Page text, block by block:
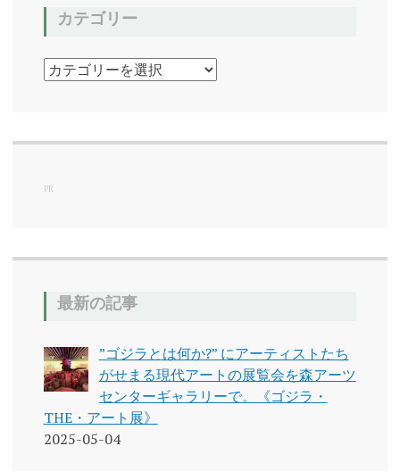
カテゴリー
カ
テ
ー
PR
最新の記事
”ゴジラとは何か?” にアーティストたち
がせまる現代アートの展覧会を森アーツ
センターギャラリーで。《ゴジラ・
THE・アート展》
2025-05-04